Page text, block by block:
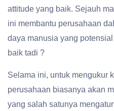
attitude yang baik. Sejauh
ini membantu perusahaan
daya manusia yang
baik tadi ?
Selama ini, untuk mengukur
perusahaan biasanya akan
yang salah satunya